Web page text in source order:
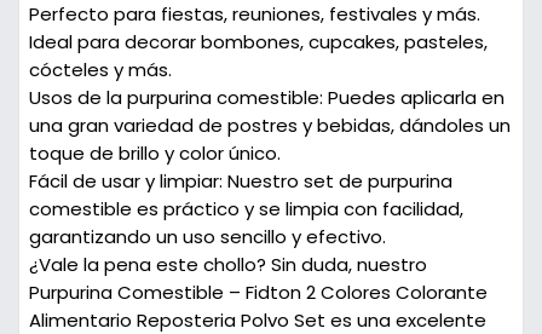
Perfecto para fiestas, reuniones, festivales y más.
Ideal para decorar bombones, cupcakes, pasteles,
cócteles y más.
Usos de la purpurina comestible: Puedes aplicarla en
una gran variedad de postres y bebidas, dándoles un
toque de brillo y color único.
Fácil de usar y limpiar: Nuestro set de purpurina
comestible es práctico y se limpia con facilidad,
garantizando un uso sencillo y efectivo.
¿Vale la pena este chollo? Sin duda, nuestro
Purpurina Comestible – Fidton 2 Colores Colorante
Alimentario Reposteria Polvo Set es una excelente